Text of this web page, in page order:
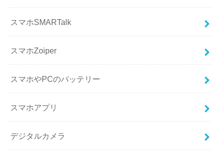
スマホSMARTalk
スマホZoiper
スマホやPCのバッテリー
スマホアプリ
デジタルカメラ